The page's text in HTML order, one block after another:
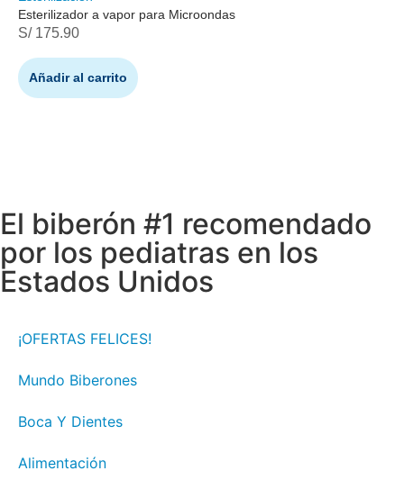
Esterilizador a vapor para Microondas
S/175.90
Añadir al carrito
El biberón #1 recomendado
por los pediatras en los
Estados Unidos
¡OFERTAS FELICES!
Mundo Biberones
Boca Y Dientes
Alimentación